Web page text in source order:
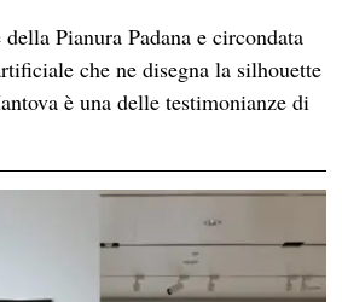
Pianura Padana e circondata
che ne disegna la silhouette
è una delle testimonianze di